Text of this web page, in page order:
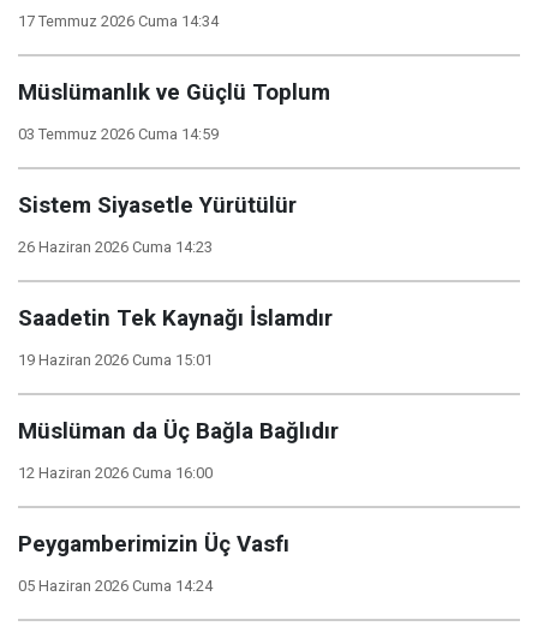
17 Temmuz 2026 Cuma 14:34
Müslümanlık ve Güçlü Toplum
03 Temmuz 2026 Cuma 14:59
Sistem Siyasetle Yürütülür
26 Haziran 2026 Cuma 14:23
Saadetin Tek Kaynağı İslamdır
19 Haziran 2026 Cuma 15:01
Müslüman da Üç Bağla Bağlıdır
12 Haziran 2026 Cuma 16:00
Peygamberimizin Üç Vasfı
05 Haziran 2026 Cuma 14:24